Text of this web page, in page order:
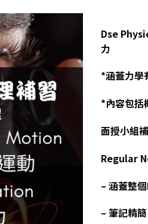
Dse
力
*涵蓋力
*內容包括
面授小組
Regular
– 涵蓋整
– 筆記精